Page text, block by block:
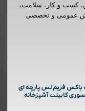
کسب و کار، سلامت،
عمومی و تخصصی
باکس فریم لس پارچه ای
کابینت آشپزخانه